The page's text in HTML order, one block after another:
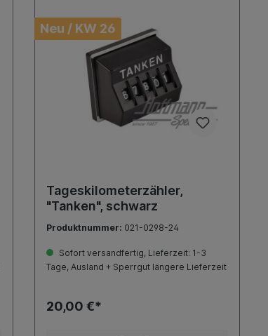
Neu / KW 26
Tageskilometerzähler,
"Tanken", schwarz
Produktnummer: 021-0298-24
Sofort versandfertig, Lieferzeit: 1-3
Tage, Ausland + Sperrgut längere Lieferzeit
20,00 €*